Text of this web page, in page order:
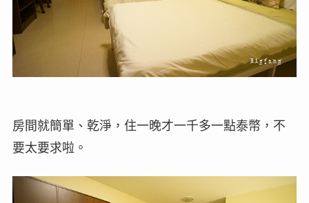
房間就簡單、乾淨，住一晚才一千多一點泰幣，不
要太要求啦。